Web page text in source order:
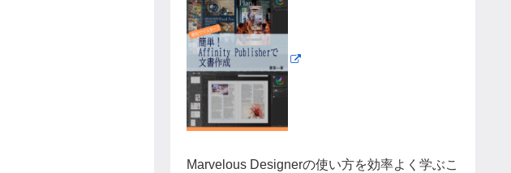
Marvelous Designerの使い方を効率よく学ぶこ